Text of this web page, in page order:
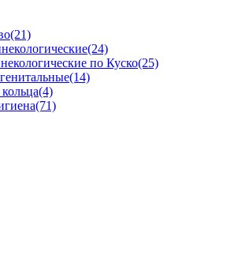
(21)
(24)
по Куско(25)
(14)
(4)
(71)